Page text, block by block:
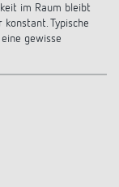
im Raum bleibt
Typische
gewisse